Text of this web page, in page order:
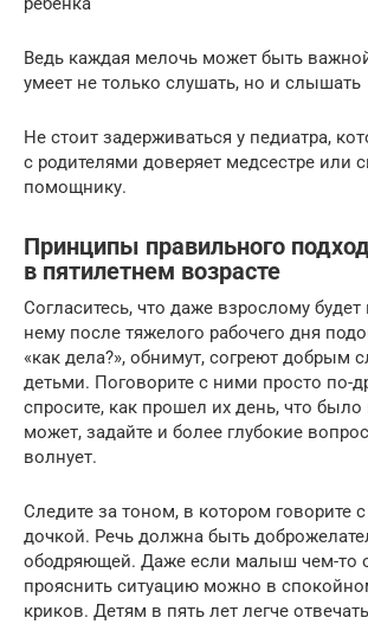
Ведь каждая мелочь может быть
умеет не только слушать, но и слышать
Не стоит задерживаться у педиатра,
с родителями доверяет медсестре или
помощнику.
Принципы правильного
в пятилетнем возрасте
Согласитесь, что даже взрослому будет
нему после тяжелого рабочего дня
«как дела?», обнимут, согреют добрым
детьми. Поговорите с ними просто по-
спросите, как прошел их день, что было
может, задайте и более глубокие
волнует.
Следите за тоном, в котором говорите
дочкой. Речь должна быть
ободряющей. Даже если малыш чем-то
прояснить ситуацию можно в
криков. Детям в пять лет легче